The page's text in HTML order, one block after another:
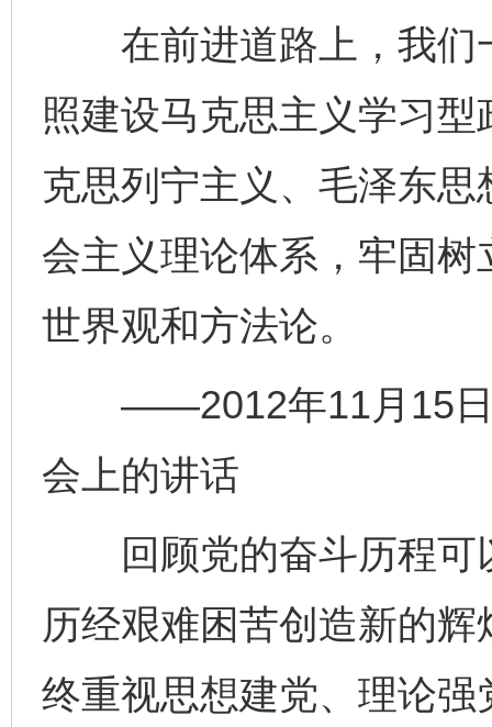
在前进道路上，我们
照建设马克思主义学习
克思列宁主义、毛泽东
会主义理论体系，牢固
世界观和方法论。
——2012年11月15日
会上的讲话
回顾党的奋斗历程可
历经艰难困苦创造新的
终重视思想建党、理论